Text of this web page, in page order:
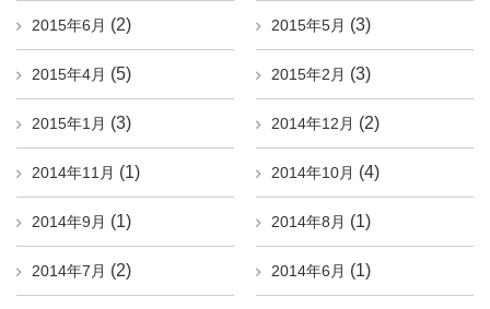
2015年6月 (2) 2015年5月 (3)
2015年4月 (5) 2015年2月 (3)
2015年1月 (3) 2014年12月 (2)
2014年11月 (1) 2014年10月 (4)
2014年9月 (1) 2014年8月 (1)
2014年7月 (2) 2014年6月 (1)